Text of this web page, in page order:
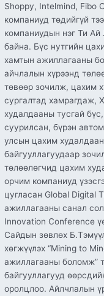
Shoppy, Intelmind, Fibo
компаниуд төдийгүй
компаниудын нэг Ти
байна. Бүс нутгийн
хамтын ажиллагааны
айчлалын хүрээнд
төвөөр зочилж, цахим
сургалтад хамрагдаж,
худалдааны тусгай
суурилсан, бүрэн
улсын цахим
байгууллагуудаар
төлөөлөгчид цахим
орчим компаниуд
цугласан Global Digital
ажиллагааны санал
Innovation Conference
Сайдын зөвлөх
хөгжүүлэх “Mining to
ажиллагааны боломж”
байгууллагууд
оролцлоо. Айлчлалын